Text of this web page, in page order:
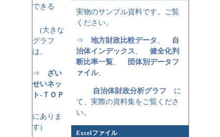
できる
(大きな
グラフ
は、
⇒ ざい
せいネッ
ト-ＴＯＰ
にありま
す)
実物のサンプル資料です。ご覧
ください。
⇒地方財政比較データ 、 自
治体インデックス、健全化判
断比率一覧、
団体別データフ
ァイル、
自治体財政分析グラフ に
て、実際の資料集をご覧くださ
い。
Excelファイル